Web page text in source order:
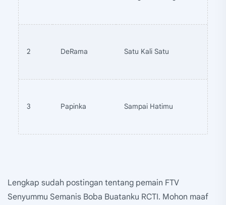
2 DeRama Satu Kali Satu
3 Papinka Sampai Hatimu
Lengkap sudah postingan tentang pemain FTV
Senyummu Semanis Boba Buatanku RCTI. Mohon maaf